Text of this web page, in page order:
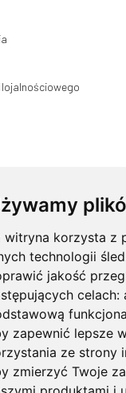
witryna korzysta z
technologii
jakość
celach:
zapewnić lepsze
ze strony
zmierzyć Twoje
w sklepie